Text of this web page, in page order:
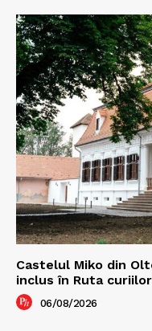
Castelul Miko din
inclus în Ruta
06/08/2026